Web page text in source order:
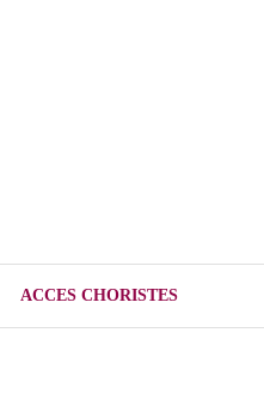
ACCES CHORISTES